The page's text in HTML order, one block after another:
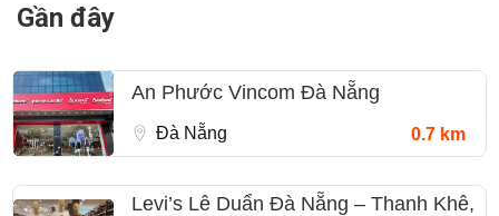
Gần đây
An Phước Vincom Đà Nẵng
Đà Nẵng 0.7 km
Levi’s Lê Duẩn Đà Nẵng – Thanh Khê,